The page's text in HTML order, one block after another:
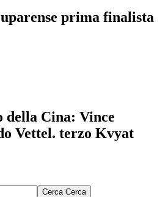
prima finalista
della Cina: Vince
Vettel. terzo Kvyat
Cerca Cerca